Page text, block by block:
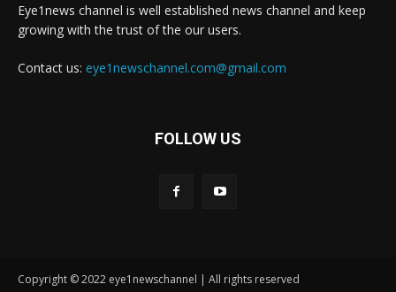
Eye1news channel is well established news channel and keep
growing with the trust of the our users.
Contact us: eye1newschannel.com@gmail.com
FOLLOW US
Copyright © 2022 eye1newschannel | All rights reserved